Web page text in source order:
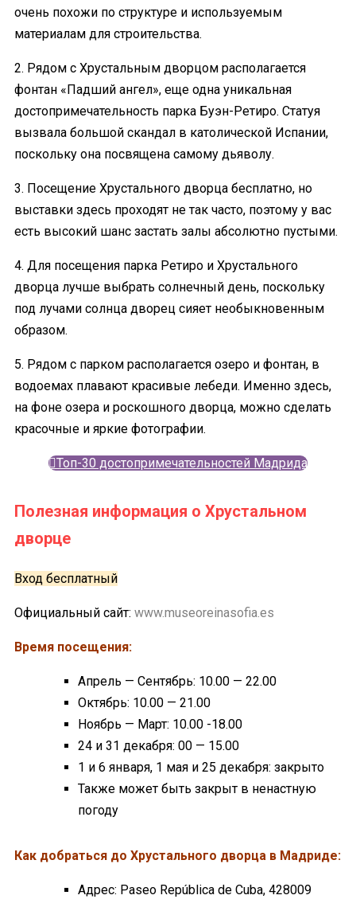
очень похожи по структуре и используемым
материалам для строительства.
2. Рядом с Хрустальным дворцом располагается
фонтан «Падший ангел», еще одна уникальная
достопримечательность парка Буэн-Ретиро. Статуя
вызвала большой скандал в католической Испании,
поскольку она посвящена самому дьяволу.
3. Посещение Хрустального дворца бесплатно, но
выставки здесь проходят не так часто, поэтому у вас
есть высокий шанс застать залы абсолютно пустыми.
4. Для посещения парка Ретиро и Хрустального
дворца лучше выбрать солнечный день, поскольку
под лучами солнца дворец сияет необыкновенным
образом.
5. Рядом с парком располагается озеро и фонтан, в
водоемах плавают красивые лебеди. Именно здесь,
на фоне озера и роскошного дворца, можно сделать
красочные и яркие фотографии.
Топ-30 достопримечательностей Мадрида
Полезная информация о Хрустальном
дворце
Вход бесплатный
Официальный сайт: www.museoreinasofia.es
Время посещения:
Апрель — Сентябрь: 10.00 — 22.00
Октябрь: 10.00 — 21.00
Ноябрь — Март: 10.00 -18.00
24 и 31 декабря: 00 — 15.00
1 и 6 января, 1 мая и 25 декабря: закрыто
Также может быть закрыт в ненастную
погоду
Как добраться до Хрустального дворца в Мадриде:
Адрес: Paseo República de Cuba, 428009